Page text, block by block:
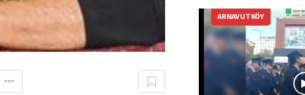
ARNAVUTKÖY